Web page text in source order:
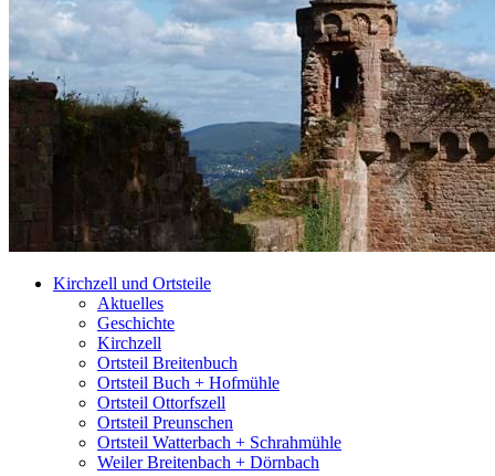
Kirchzell und Ortsteile
Aktuelles
Geschichte
Kirchzell
Ortsteil Breitenbuch
Ortsteil Buch + Hofmühle
Ortsteil Ottorfszell
Ortsteil Preunschen
Ortsteil Watterbach + Schrahmühle
Weiler Breitenbach + Dörnbach